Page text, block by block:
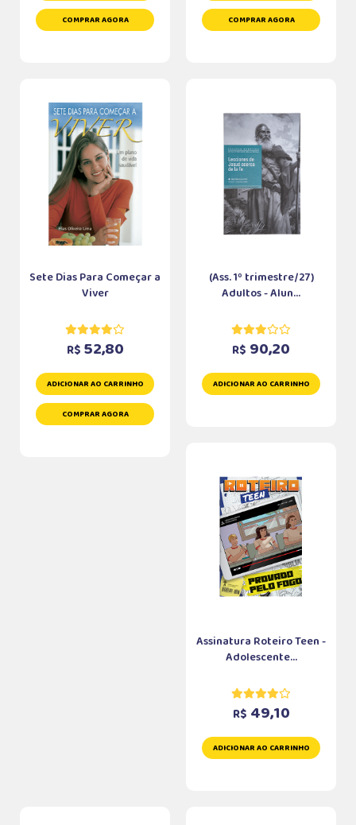
COMPRAR AGORA COMPRAR AGORA
Sete Dias Para Começar a
Viver
R$ 52,80
ADICIONAR AO CARRINHO
COMPRAR AGORA
(Ass. 1º trimestre/27)
Adultos - Alun...
R$ 90,20
ADICIONAR AO CARRINHO
Assinatura Roteiro Teen -
Adolescente...
R$ 49,10
ADICIONAR AO CARRINHO